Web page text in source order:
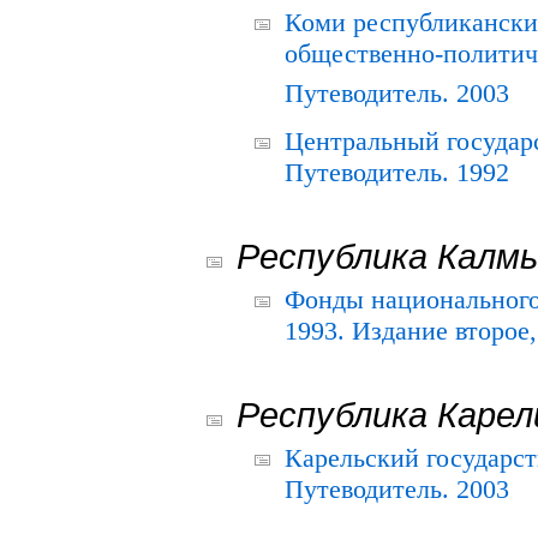
Коми
общественно-
Путеводитель. 2003
Центральный
Путеводитель. 1992
Республика
Фонды
1993. Издание
Республика
Карельский
Путеводитель. 2003